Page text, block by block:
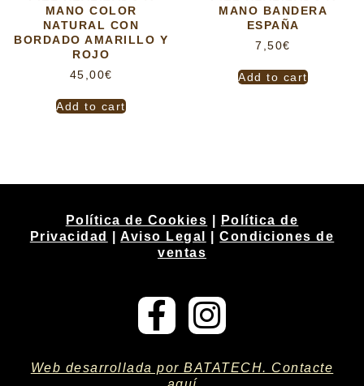
MANO COLOR
NATURAL CON
BORDADO AMARILLO Y
ROJO
45,00€
Add to cart
MANO BANDERA
ESPAÑA
7,50€
Add to cart
Política de Cookies
Política de
Privacidad
|Aviso Legal |Condiciones de
ventas
Web desarrollada por BATATECH. Contacte